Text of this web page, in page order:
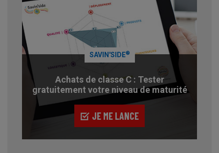
SAVIN'SIDE®
Achats de classe C : Tester
gratuitement votre niveau de maturité
JE ME LANCE